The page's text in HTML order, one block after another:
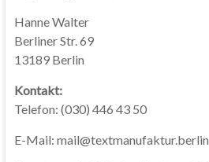
Hanne Walter
Berliner Str. 69
13189 Berlin
Kontakt:
Telefon: (030) 446 43 50
E-Mail: mail@textmanufaktur.berlin